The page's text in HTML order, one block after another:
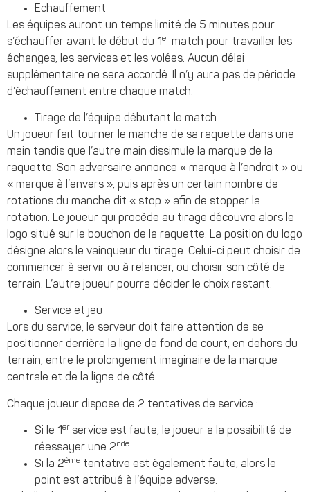
Echauffement
Les équipes auront un temps limité de 5 minutes pour
s’échauffer avant le début du 1 er match pour travailler les
échanges, les services et les volées. Aucun délai
supplémentaire ne sera accordé. Il n’y aura pas de période
d’échauffement entre chaque match.
Tirage de l’équipe débutant le match
Un joueur fait tourner le manche de sa raquette dans une
main tandis que l’autre main dissimule la marque de la
raquette. Son adversaire annonce « marque à l’endroit » ou
« marque à l’envers », puis après un certain nombre de
rotations du manche dit « stop » afin de stopper la
rotation. Le joueur qui procède au tirage découvre alors le
logo situé sur le bouchon de la raquette. La position du logo
désigne alors le vainqueur du tirage. Celui-ci peut choisir de
commencer à servir ou à relancer, ou choisir son côté de
terrain. L’autre joueur pourra décider le choix restant.
Service et jeu
Lors du service, le serveur doit faire attention de se
positionner derrière la ligne de fond de court, en dehors du
terrain, entre le prolongement imaginaire de la marque
centrale et de la ligne de côté.
Chaque joueur dispose de 2 tentatives de service :
Si le 1er service est faute, le joueur a la possibilité de
réessayer une 2nde
Si la 2ème tentative est également faute, alors le
point est attribué à l’équipe adverse.